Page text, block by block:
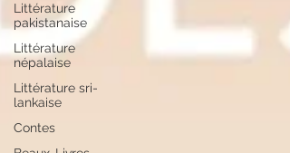
Littérature
pakistanaise
Littérature
népalaise
Littérature sri-
lankaise
Contes